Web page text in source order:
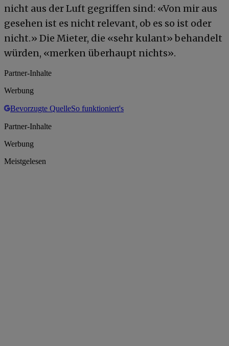
nicht aus der Luft gegriffen sind: «Von mir aus
gesehen ist es nicht relevant, ob es so ist oder
nicht.» Die Mieter, die «sehr kulant» behandelt
würden, «merken überhaupt nichts».
Partner-Inhalte
Werbung
Bevorzugte QuelleSo funktioniert's
Partner-Inhalte
Werbung
Meistgelesen